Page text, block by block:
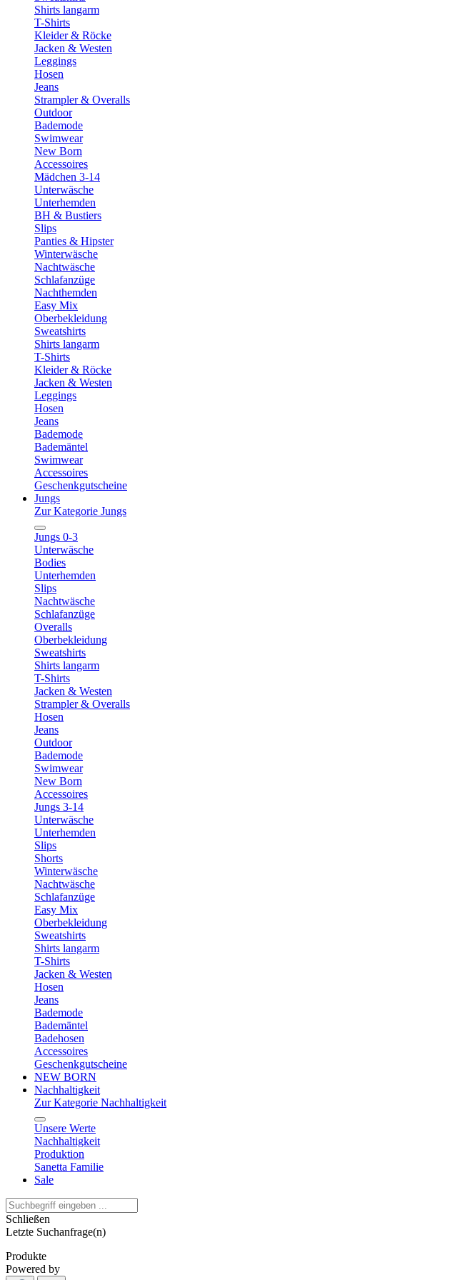
Shirts langarm
T-Shirts
Kleider & Röcke
Jacken & Westen
Leggings
Hosen
Jeans
Strampler & Overalls
Outdoor
Bademode
Swimwear
New Born
Accessoires
Mädchen 3-14
Unterwäsche
Unterhemden
BH & Bustiers
Slips
Panties & Hipster
Winterwäsche
Nachtwäsche
Schlafanzüge
Nachthemden
Easy Mix
Oberbekleidung
Sweatshirts
Shirts langarm
T-Shirts
Kleider & Röcke
Jacken & Westen
Leggings
Hosen
Jeans
Bademode
Bademäntel
Swimwear
Accessoires
Geschenkgutscheine
Jungs
Zur Kategorie Jungs
Jungs 0-3
Unterwäsche
Bodies
Unterhemden
Slips
Nachtwäsche
Schlafanzüge
Overalls
Oberbekleidung
Sweatshirts
Shirts langarm
T-Shirts
Jacken & Westen
Strampler & Overalls
Hosen
Jeans
Outdoor
Bademode
Swimwear
New Born
Accessoires
Jungs 3-14
Unterwäsche
Unterhemden
Slips
Shorts
Winterwäsche
Nachtwäsche
Schlafanzüge
Easy Mix
Oberbekleidung
Sweatshirts
Shirts langarm
T-Shirts
Jacken & Westen
Hosen
Jeans
Bademode
Bademäntel
Badehosen
Accessoires
Geschenkgutscheine
NEW BORN
Nachhaltigkeit
Zur Kategorie Nachhaltigkeit
Unsere Werte
Nachhaltigkeit
Produktion
Sanetta Familie
Sale
Schließen
Letzte Suchanfrage(n)
Produkte
Powered by